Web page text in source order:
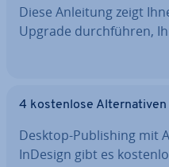
Diese Anleitung zeigt
Upgrade durch­füh­ren,
4 kos­ten­lo­se Al­ter­na­ti­ven
Desktop-Pu­bli­shing mit
InDesign gibt es